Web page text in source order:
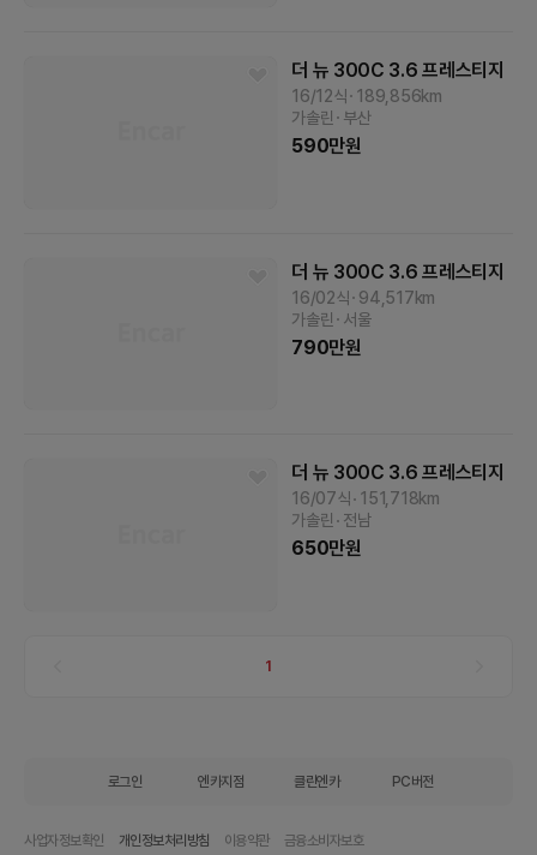
더 뉴 300C 3.6 프레스티지
16/12식 189,856km
가솔린
부산
590만원
더 뉴 300C 3.6 프레스티지
16/02식 94,517km
가솔린
서울
790만원
더 뉴 300C 3.6 프레스티지
16/07식 151,718km
가솔린
전남
650만원
1
로그인 엔카지점 클린엔카 PC버전
사업자정보확인 개인정보처리방침 이용약관 금융소비자보호